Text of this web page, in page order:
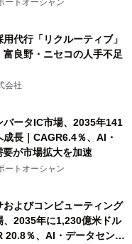
ートオーシャン
代行「リクルーティブ」
富良野・ニセコの人手不足
会社
バータIC市場、2035年141
成長｜CAGR6.4％、AI・
が市場拡大を加速
ートオーシャン
およびコンピューティング
、2035年に1,230億米ドル
20.8％、AI・データセンタ